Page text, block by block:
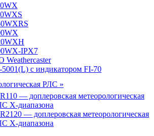
IPX7
Weathercaster
5001(L) с индикатором FI-70
РЛС »
— доплеровская метеорологическая
X-диапазона
— доплеровская метеорологическая
X-диапазона